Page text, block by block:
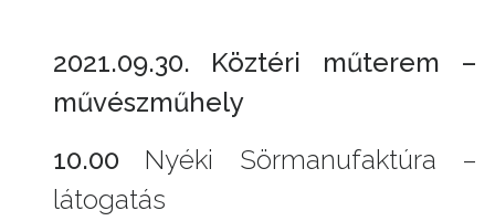
2021.09.30. Köztéri műterem –
művészműhely
10.00 Nyéki Sörmanufaktúra –
látogatás